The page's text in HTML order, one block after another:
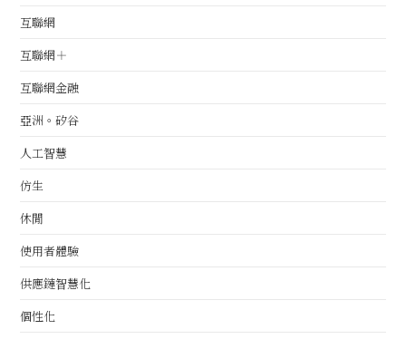
互聯網
互聯網＋
互聯網金融
亞洲。矽谷
人工智慧
仿生
休閒
使用者體驗
供應鏈智慧化
個性化